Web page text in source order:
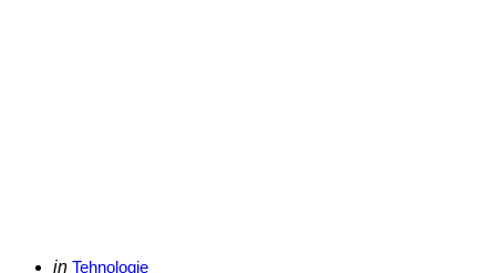
Categories
Posted
in Tehnologie